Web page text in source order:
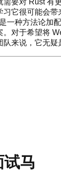
习它很可能会
一种方法论加
。对于希望将
来说，它无疑
试马